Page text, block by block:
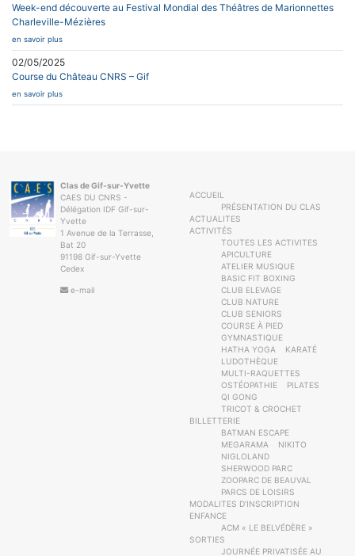
Week-end découverte au Festival Mondial des Théâtres de Marionnettes
Charleville-Mézières
en savoir plus
02/05/2025
Course du Château CNRS – Gif
en savoir plus
Clas de Gif-sur-Yvette
CAES DU CNRS -
Délégation IDF Gif-sur-
Yvette
1 Avenue de la Terrasse,
Bat 20
91198 Gif-sur-Yvette
Cedex
e-mail
ACCUEIL
PRÉSENTATION DU CLAS
ACTUALITES
ACTIVITÉS
TOUTES LES ACTIVITES
APICULTURE
ATELIER MUSIQUE
BASIC FIT BOXING
CLUB ELEVAGE
CLUB NATURE
CLUB SENIORS
COURSE À PIED
GYMNASTIQUE
HATHA YOGA
KARATÉ
LUDOTHÈQUE
MULTI-RAQUETTES
OSTÉOPATHIE
PILATES
QI GONG
TRICOT & CROCHET
BILLETTERIE
BATMAN ESCAPE
MEGARAMA
NIKITO
NIGLOLAND
SHERWOOD PARC
ZOOPARC DE BEAUVAL
PARCS DE LOISIRS
MODALITES D’INSCRIPTION
ENFANCE
ACM « LE BELVÉDÈRE »
SORTIES
JOURNÉE PRIVATISÉE AU